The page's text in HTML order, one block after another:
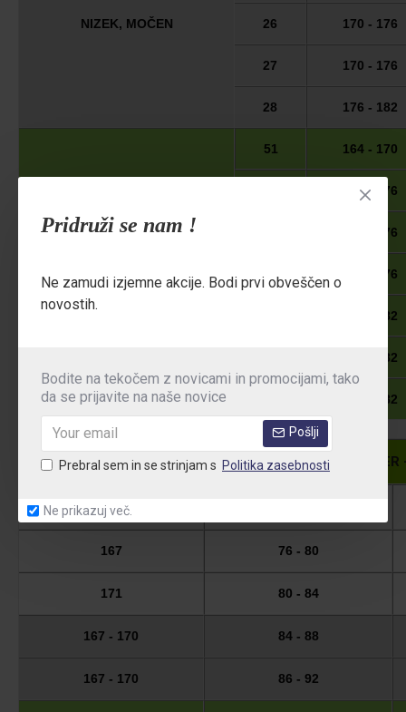
Pridruži se nam !
Ne zamudi izjemne akcije. Bodi prvi obveščen o
novostih.
Bodite na tekočem z novicami in promocijami, tako
da se prijavite na naše novice
Pošlji
Prebral sem in se strinjam s Politika zasebnosti
Ne prikazuj več.
NIZEK, MOČEN 26 170 - 176
27 170 - 176
28 176 - 182
ŠTEVILKE
51 164 - 170
170 - 176
170 - 176
57 170 - 176
176 - 182
176 - 182
176 - 182
PROFESSIONAL, CLASSIC i
VIŠINA
167 76 - 80
171 80 - 84
167 - 170 84 - 88
167 - 170 86 - 92